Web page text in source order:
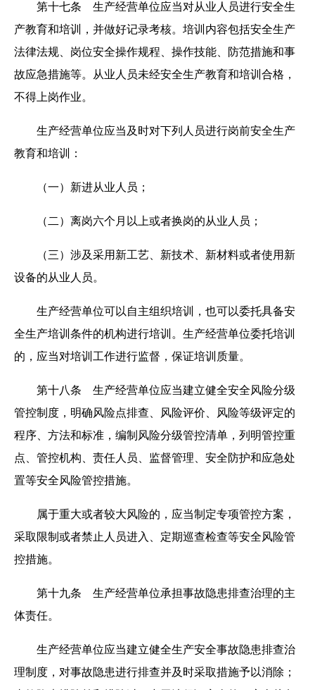
第十七条 生产经营单位应当对从业人员进行安全生
产教育和培训，并做好记录考核。培训内容包括安全生产
法律法规、岗位安全操作规程、操作技能、防范措施和事
故应急措施等。从业人员未经安全生产教育和培训合格，
不得上岗作业。
生产经营单位应当及时对下列人员进行岗前安全生产
教育和培训：
（一）新进从业人员；
（二）离岗六个月以上或者换岗的从业人员；
（三）涉及采用新工艺、新技术、新材料或者使用新
设备的从业人员。
生产经营单位可以自主组织培训，也可以委托具备安
全生产培训条件的机构进行培训。生产经营单位委托培训
的，应当对培训工作进行监督，保证培训质量。
第十八条 生产经营单位应当建立健全安全风险分级
管控制度，明确风险点排查、风险评价、风险等级评定的
程序、方法和标准，编制风险分级管控清单，列明管控重
点、管控机构、责任人员、监督管理、安全防护和应急处
置等安全风险管控措施。
属于重大或者较大风险的，应当制定专项管控方案，
采取限制或者禁止人员进入、定期巡查检查等安全风险管
控措施。
第十九条 生产经营单位承担事故隐患排查治理的主
体责任。
生产经营单位应当建立健全生产安全事故隐患排查治
理制度，对事故隐患进行排查并及时采取措施予以消除；